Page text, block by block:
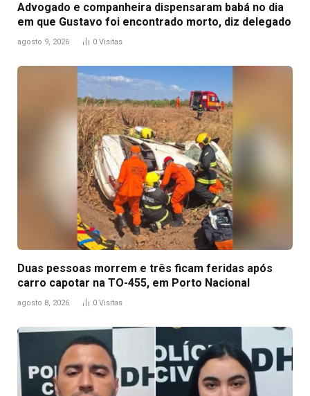
Advogado e companheira dispensaram babá no dia
em que Gustavo foi encontrado morto, diz delegado
agosto 9, 2026 0 Visitas
Duas pessoas morrem e três ficam feridas após
carro capotar na TO-455, em Porto Nacional
agosto 8, 2026 0 Visitas